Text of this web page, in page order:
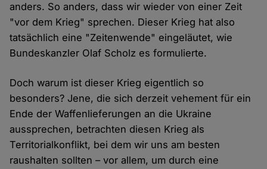
anders. So anders, dass wir wieder von einer Zeit
"vor dem Krieg" sprechen. Dieser Krieg hat also
tatsächlich eine "Zeitenwende" eingeläutet, wie
Bundeskanzler Olaf Scholz es formulierte.
Doch warum ist dieser Krieg eigentlich so
besonders? Jene, die sich derzeit vehement für ein
Ende der Waffenlieferungen an die Ukraine
aussprechen, betrachten diesen Krieg als
Territorialkonflikt, bei dem wir uns am besten
raushalten sollten – vor allem, um durch eine